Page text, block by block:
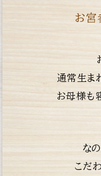
お宮
通常生ま
お母様も
な
こだ